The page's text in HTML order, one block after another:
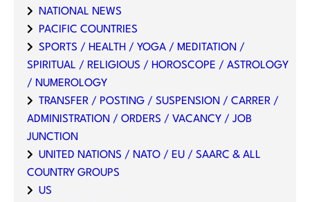
NATIONAL NEWS
PACIFIC COUNTRIES
SPORTS / HEALTH / YOGA / MEDITATION /
SPIRITUAL / RELIGIOUS / HOROSCOPE / ASTROLOGY
/ NUMEROLOGY
TRANSFER / POSTING / SUSPENSION / CARRER /
ADMINISTRATION / ORDERS / VACANCY / JOB
JUNCTION
UNITED NATIONS / NATO / EU / SAARC & ALL
COUNTRY GROUPS
US